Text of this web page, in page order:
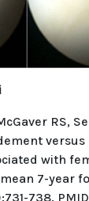
RS,
with
7-year
738.